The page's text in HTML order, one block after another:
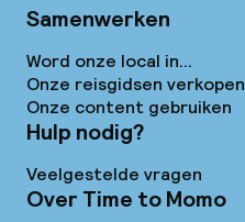
Samenwerken
Word onze local in...
Onze reisgidsen verkopen
Onze content gebruiken
Hulp nodig?
Veelgestelde vragen
Over Time to Momo